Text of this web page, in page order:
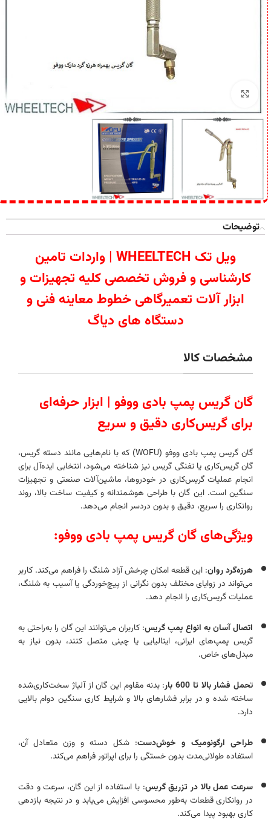
توضیحات
ویل تک WHEELTECH | واردات تامین
کارشناسی و فروش تخصصی کلیه تجهیزات و
ابزار آلات تعمیرگاهی خطوط معاینه فنی و
دستگاه های دیاگ
مشخصات کالا
گان گریس پمپ بادی ووفو | ابزار حرفه‌ای
برای گریس‌کاری دقیق و سریع
گان گریس پمپ بادی ووفو (WOFU) که با نام‌هایی مانند دسته گریس،
گان گریس‌کاری یا تفنگی گریس نیز شناخته می‌شود، انتخابی ایده‌آل برای
انجام عملیات گریس‌کاری در خودروها، ماشین‌آلات صنعتی و تجهیزات
سنگین است. این گان با طراحی هوشمندانه و کیفیت ساخت بالا، روند
روانکاری را سریع، دقیق و بدون دردسر انجام می‌دهد.
ویژگی‌های گان گریس پمپ بادی ووفو:
هرزه‌گرد روان: این قطعه امکان چرخش آزاد شلنگ را فراهم می‌کند. کاربر
می‌تواند در زوایای مختلف بدون نگرانی از پیچ‌خوردگی یا آسیب به شلنگ،
عملیات گریس‌کاری را انجام دهد.
اتصال آسان به انواع پمپ گریس: کاربران می‌توانند این گان را به‌راحتی به
گریس‌ پمپ‌های ایرانی، ایتالیایی یا چینی متصل کنند، بدون نیاز به
مبدل‌های خاص.
تحمل فشار بالا تا 600 بار
: بدنه‌ مقاوم این گان از آلیاژ سخت‌کاری‌شده
ساخته شده و در برابر فشارهای بالا و شرایط کاری سنگین دوام بالایی
دارد.
طراحی ارگونومیک و خوش‌دست: شکل دسته و وزن متعادل آن،
استفاده طولانی‌مدت بدون خستگی را برای اپراتور فراهم می‌کند.
سرعت عمل بالا در تزریق گریس: با استفاده از این گان، سرعت و دقت
در روانکاری قطعات به‌طور محسوسی افزایش می‌یابد و در نتیجه بازدهی
کاری بهبود پیدا می‌کند.